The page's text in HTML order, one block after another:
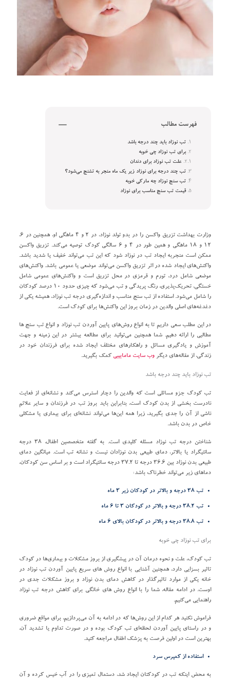
فهرست مطالب
تب نوزاد باید چند درجه باشد
برای تب نوزاد چی خوبه
علت تب نوزاد برای دندان
تب چند درجه برای نوزاد زیر یک ماه منجر به تشنج می‌شود؟
تب سنج نوزاد چه مارکی خوبه
قیمت تب سنج مناسب برای نوزاد
وزارت بهداشت تزریق واکسن را در بدو تولد نوزاد، در ۲ و ۴ ماهگی او، همچنین در ۶،
۱۲ و ۱۸ ماهگی و همین طور در ۴ و ۶ سالگی کودک توصیه می‌کند. تزریق واکسن
ممکن است منجربه ایجاد تب در نوزاد شود که این تب می‌تواند خفیف یا شدید باشد.
واکنش‌های ایجاد شده در اثر تزریق واکسن می‌تواند موضعی یا عمومی باشد. واکنش‌های
موضعی شامل درد، تورم و قرمزی در محل تزریق است و واکنش‌های عمومی شامل
خستگی، تحریک‌پذیری، رنگ پریدگی و تب می‌شود که چیزی حدود ۱۰ درصد کودکان
را شامل می‌شود. استفاده از تب‌ سنج مناسب و اندازه‌گیری درجه تب نوزاد، همیشه یکی از
دغدغه‌های اصلی والدین در زمان بروز این واکنش‌ها برای کودک است.
در این مطلب سعی داریم تا به انواع روش‌های پایین آوردن تب نوزاد و انواع تب سنج‌ ها
مطالبی را ارائه دهیم. شما همچنین می‌توانید برای مطالعه بیشتر در این زمینه و جهت
آموزش و یادگیری مسائل و راهکارهای مختلف ایجاد شده برای فرزندان خود در
زندگی، از مقاله‌های دیگر وب سایت مامابیبی کمک بگیرید.
تب نوزاد باید چند درجه باشد
تب کودک جزو مسائلی است که والدین را دچار استرس می‌کند و نشانه‌ای از فعایت
نادرست بخشی از بدن کودک است، بنابراین باید بروز تب در فرزندان و سایر علائم
ناشی از آن را جدی بگیرید، زیرا همه این‌ها می‌تواند نشانه‌ای برای بیماری یا مشکلی
خاص در بدن باشد.
شناختن درجه تب نوزاد مسئله کلیدی است. به گفته متخصصین اطفال، ۳۸ درجه
سانتیگراد یا بالاتر، دمای طبیعی بدن نوزادان نیست و نشانه تب است. میانگین دمای
طبیعی بدن نوزاد بین ۳۶.۶ درجه تا ۳۷.۲ درجه سانتیگراد است و بر اساس سن کودکان،
دماهای زیر می‌تواند خطرناک باشد:
تب ۳۸ درجه و بالاتر در کودکان زیر ۳ ماه
تب ۳۸.۲ درجه و بالاتر در کودکان ۳ تا ۶ ماه
تب ۳۸.۸ درجه و بالاتر در کودکان بالای ۶ ماه
برای تب نوزاد چی خوبه
تب کودک، علت و نحوه درمان آن در پیشگیری از بروز مشکلات و بیماری‌ها در کودک
تاثیر بسزایی دارد، همچنین آشنایی با انواع روش‌ های سریع پایین آوردن تب نوزاد در
خانه یکی از موارد تاثیرگذار در کاهش دمای بدن نوزاد و بروز مشکلات جدی در
اوست. در ادامه مقاله، شما را با انواع روش های خانگی برای کاهش درجه تب نوزاد
راهنمایی می‌کنیم.
فراموش نکنید هر کدام از این روش‌ها که در ادامه به آن می‌پردازیم، برای مواقع ضروری
و در راستای پایین آوردن لحظه‌ای تب کودک بوده و در صورت تداوم یا تشدید آن،
بهترین است در اولین فرصت به پزشک اطفال مراجعه کنید.
استفاده از کمپرس سرد
به محض اینکه تب در کودکتان ایجاد شد، دستمال تمیزی را در آب خیس کرده و آن